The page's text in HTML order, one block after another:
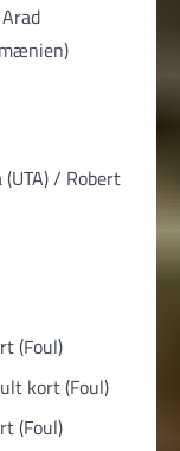
/ Robert
(Foul)
kort (Foul)
(Foul)